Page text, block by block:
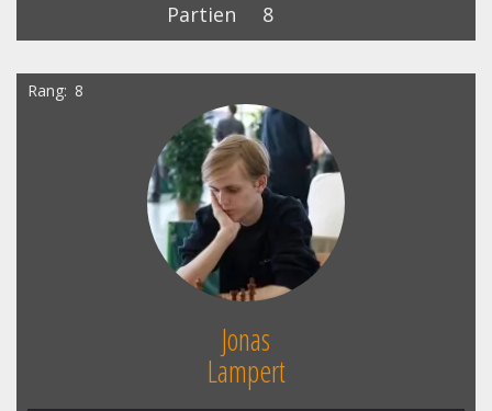
Partien
8
Rang 8
Jonas
Lampert